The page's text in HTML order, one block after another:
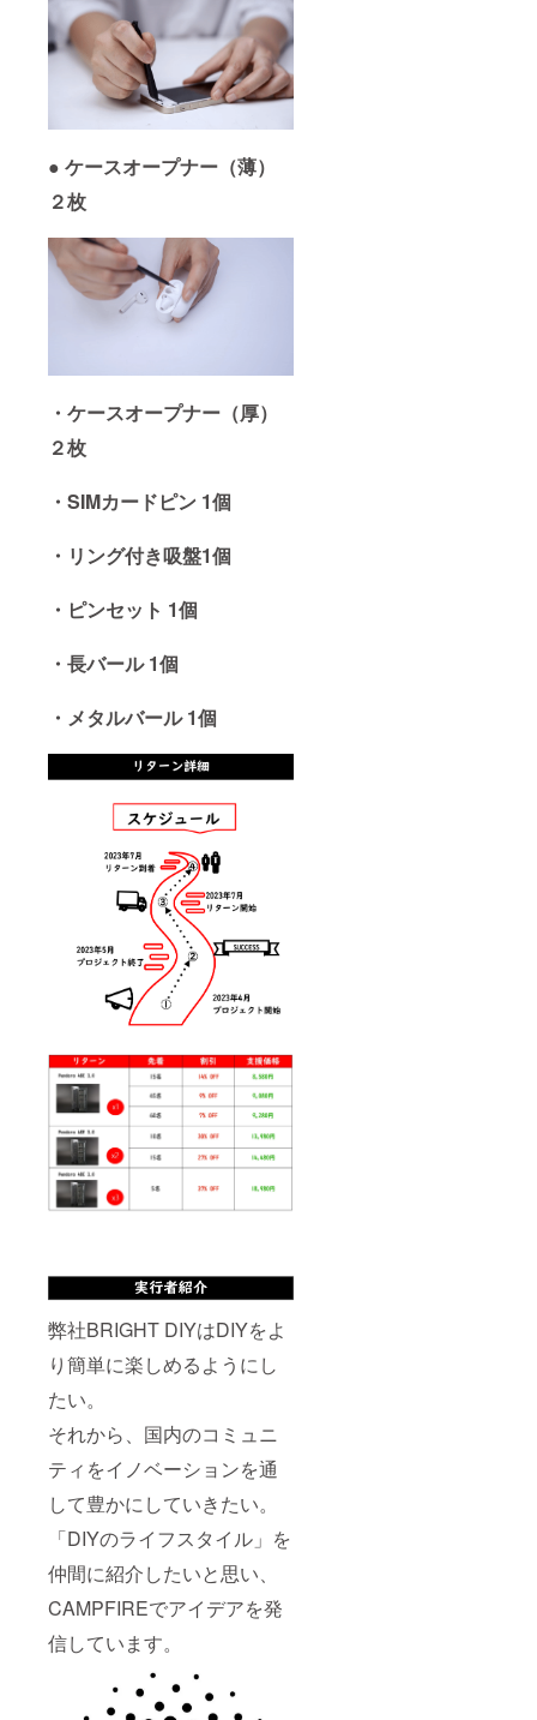
● ケースオープナー（薄）
２枚
・ケースオープナー（厚）
２枚
・SIMカードピン 1個
・リング付き吸盤1個
・ピンセット 1個
・長バール 1個
・メタルバール 1個
弊社BRIGHT DIYはDIYをよ
り簡単に楽しめるようにし
たい。
それから、国内のコミュニ
ティをイノベーションを通
して豊かにしていきたい。
「DIYのライフスタイル」を
仲間に紹介したいと思い、
CAMPFIREでアイデアを発
信しています。